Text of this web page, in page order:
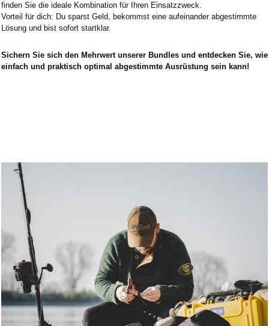
finden Sie die ideale Kombination für Ihren Einsatzzweck.
Vorteil für dich: Du sparst Geld, bekommst eine aufeinander abgestimmte
Lösung und bist sofort startklar.
Sichern Sie sich den Mehrwert unserer Bundles und entdecken Sie, wie
einfach und praktisch optimal abgestimmte Ausrüstung sein kann!